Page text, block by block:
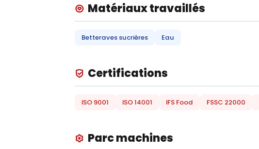
Matériaux travaillés
Betteraves sucrières Eau
Certifications
ISO 9001 ISO 14001 IFS Food FSSC 22000
Parc machines